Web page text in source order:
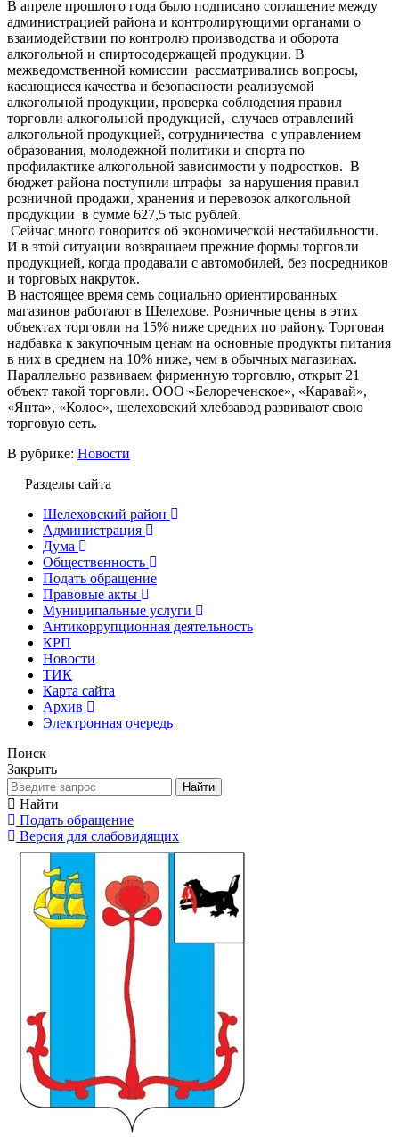
В апреле прошлого года было подписано соглашение между
администрацией района и контролирующими органами о
взаимодействии по контролю производства и оборота
алкогольной и спиртосодержащей продукции. В
межведомственной комиссии рассматривались вопросы,
касающиеся качества и безопасности реализуемой
алкогольной продукции, проверка соблюдения правил
торговли алкогольной продукцией, случаев отравлений
алкогольной продукцией, сотрудничества с управлением
образования, молодежной политики и спорта по
профилактике алкогольной зависимости у подростков. В
бюджет района поступили штрафы за нарушения правил
розничной продажи, хранения и перевозок алкогольной
продукции в сумме 627,5 тыс рублей.
Сейчас много говорится об экономической нестабильности.
И в этой ситуации возвращаем прежние формы торговли
продукцией, когда продавали с автомобилей, без посредников
и торговых накруток.
В настоящее время семь социально ориентированных
магазинов работают в Шелехове. Розничные цены в этих
объектах торговли на 15% ниже средних по району. Торговая
надбавка к закупочным ценам на основные продукты питания
в них в среднем на 10% ниже, чем в обычных магазинах.
Параллельно развиваем фирменную торговлю, открыт 21
объект такой торговли. ООО «Белореченское», «Каравай»,
«Янта», «Колос», шелеховский хлебзавод развивают свою
торговую сеть.
В рубрике: Новости
Разделы сайта
Шелеховский район
Администрация
Дума
Общественность
Подать обращение
Правовые акты
Муниципальные услуги
Антикоррупционная деятельность
КРП
Новости
ТИК
Карта сайта
Архив
Электронная очередь
Поиск
Закрыть
Найти
Найти
Подать обращение
Версия для слабовидящих